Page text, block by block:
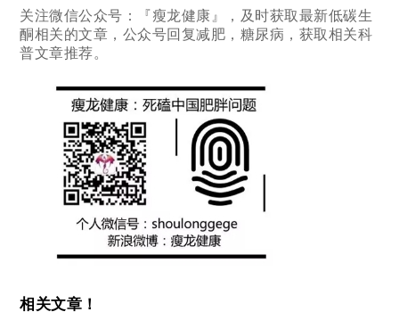
关注微信公众号：『瘦龙健康』，及时获取最新低碳生
酮相关的文章，公众号回复减肥，糖尿病，获取相关科
普文章推荐。
相关文章！